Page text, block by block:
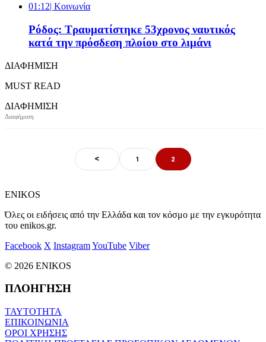
01:12| Κοινωνία
Ρόδος: Τραυματίστηκε 53χρονος ναυτικός
κατά την πρόσδεση πλοίου στο λιμάνι
ΔΙΑΦΗΜΙΣΗ
MUST READ
ΔΙΑΦΗΜΙΣΗ
< 1 2
ENIKOS
Όλες οι ειδήσεις από την Ελλάδα και τον κόσμο με την εγκυρότητα
του enikos.gr.
Facebook X InstagramYouTube Viber
© 2026 ENIKOS
ΠΛΟΗΓΗΣΗ
ΤΑΥΤΟΤΗΤΑ
ΕΠΙΚΟΙΝΩΝΙΑ
ΟΡΟΙ ΧΡΗΣΗΣ